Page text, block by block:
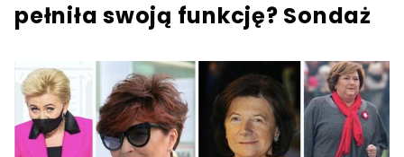
pełniła swoją funkcję? Sondaż